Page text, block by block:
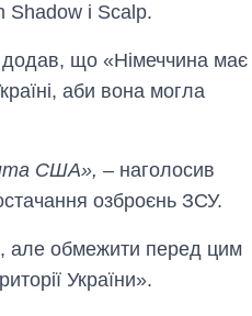
Shadow і Scalp.
що «Німеччина має
аби вона могла
США», – наголосив
озброєнь ЗСУ.
але обмежити перед цим
України».